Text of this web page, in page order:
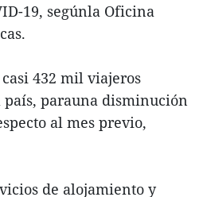
19, segúnla Oficina
432 mil viajeros
parauna disminución
al mes previo,
de alojamiento y